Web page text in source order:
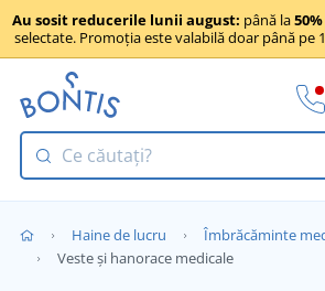
Au sosit reducerile lunii august: până la50%
selectate. Promoția este valabilă doar până pe
Haine de lucru
Îmbrăcăminte
Veste și hanorace medicale